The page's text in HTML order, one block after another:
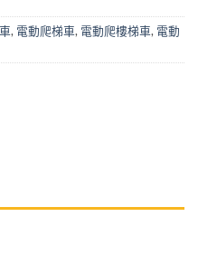
, 電動爬梯車, 電動爬樓梯車, 電動